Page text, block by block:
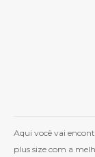
Aqui você vai
plus size com a